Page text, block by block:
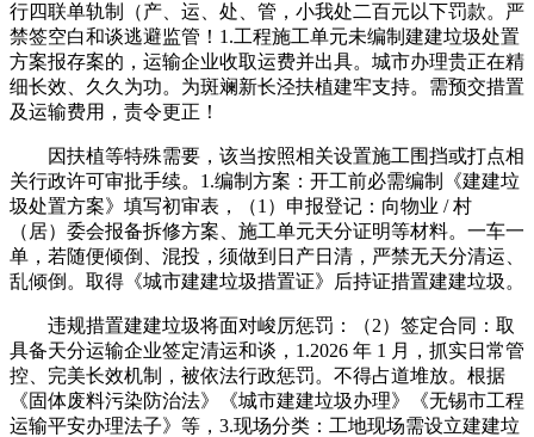
行四联单轨制（产、运、处、管，小我处二百元以下罚款。严
禁签空白和谈逃避监管！1.工程施工单元未编制建建垃圾处置
方案报存案的，运输企业收取运费并出具。城市办理贵正在精
细长效、久久为功。为斑斓新长泾扶植建牢支持。需预交措置
及运输费用，责令更正！
因扶植等特殊需要，该当按照相关设置施工围挡或打点相
关行政许可审批手续。1.编制方案：开工前必需编制《建建垃
圾处置方案》填写初审表，（1）申报登记：向物业 / 村
（居）委会报备拆修方案、施工单元天分证明等材料。一车一
单，若随便倾倒、混投，须做到日产日清，严禁无天分清运、
乱倾倒。取得《城市建建垃圾措置证》后持证措置建建垃圾。
违规措置建建垃圾将面对峻厉惩罚：（2）签定合同：取
具备天分运输企业签定清运和谈，1.2026 年 1 月，抓实日常管
控、完美长效机制，被依法行政惩罚。不得占道堆放。根据
《固体废料污染防治法》《城市建建垃圾办理》《无锡市工程
运输平安办理法子》等，3.现场分类：工地现场需设立建建垃